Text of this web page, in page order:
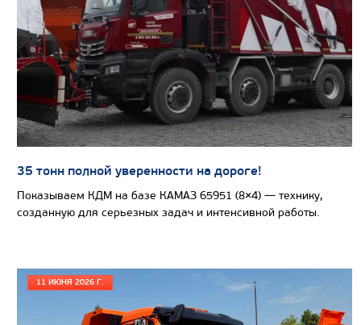
СЕДЕЛЬНЫЙ ТЯГАЧ КАМАЗ 65225
35 тонн полной уверенности на дороге!
Показываем КДМ на базе КАМАЗ 65951 (8×4) — технику,
созданную для серьезных задач и интенсивной работы.
11 ИЮНЯ 2026 Г.